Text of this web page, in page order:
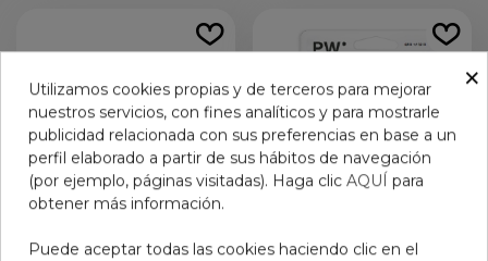
×
Utilizamos cookies propias y de terceros para mejorar
nuestros servicios, con fines analíticos y para mostrarle
publicidad relacionada con sus preferencias en base a un
perfil elaborado a partir de sus hábitos de navegación
(por ejemplo, páginas visitadas). Haga clic AQUÍ para
obtener más información.
Puede aceptar todas las cookies haciendo clic en el